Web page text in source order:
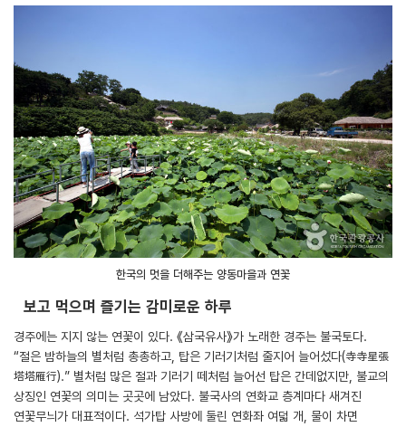
한국의 멋을 더해주는 양동마을과 연꽃
보고 먹으며 즐기는 감미로운 하루
경주에는 지지 않는 연꽃이 있다. 《삼국유사》가 노래한 경주는 불국토다.
“절은 밤하늘의 별처럼 총총하고, 탑은 기러기처럼 줄지어 늘어섰다(寺寺星張
塔塔雁行).” 별처럼 많은 절과 기러기 떼처럼 늘어선 탑은 간데없지만, 불교의
상징인 연꽃의 의미는 곳곳에 남았다. 불국사의 연화교 층계마다 새겨진
연꽃무늬가 대표적이다. 석가탑 사방에 둘린 연화좌 여덟 개, 물이 차면